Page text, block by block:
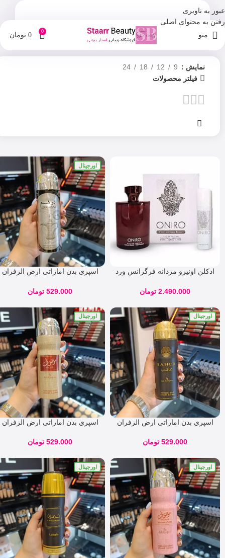
عبور به ناوبری
رفتن به محتوای اصلی
منو 0
0 تومان
نمایش 9
12
18
24
فیلتر محصولات
ادکلن اونیرو مردانه فرگرانس ورد
2.490.000 تومان
اورجینال
اسپري بدن اماراتی ارض الزفران
529.000 تومان
اورجینال
اسپري بدن اماراتی ارض الزفران
529.000 تومان
اورجینال
اسپري بدن اماراتی ارض الزفران
529.000 تومان
اورجینال اورجینال